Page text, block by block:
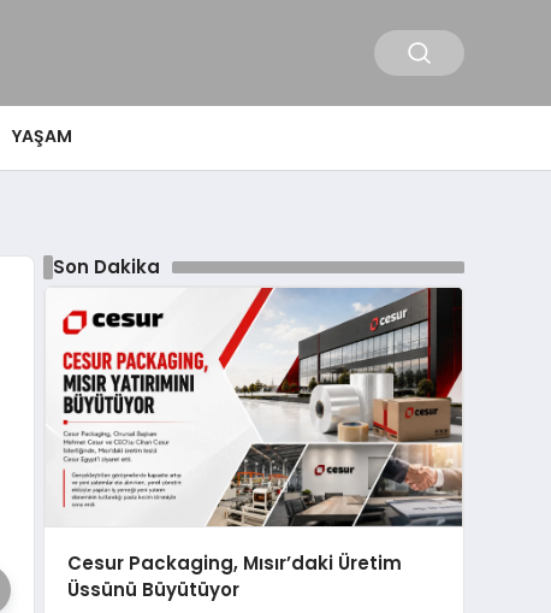
YAŞAM
Son Dakika
Cesur Packaging, Mısır’daki Üretim
Üssünü Büyütüyor